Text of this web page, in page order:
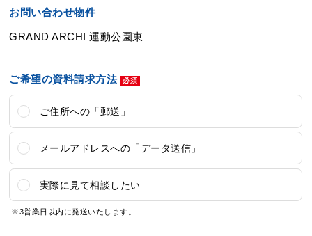
お問い合わせ物件
GRAND ARCHI 運動公園東
ご希望の資料請求方法
ご住所への「郵送」
メールアドレスへの「データ送信」
実際に見て相談したい
※3営業日以内に発送いたします。